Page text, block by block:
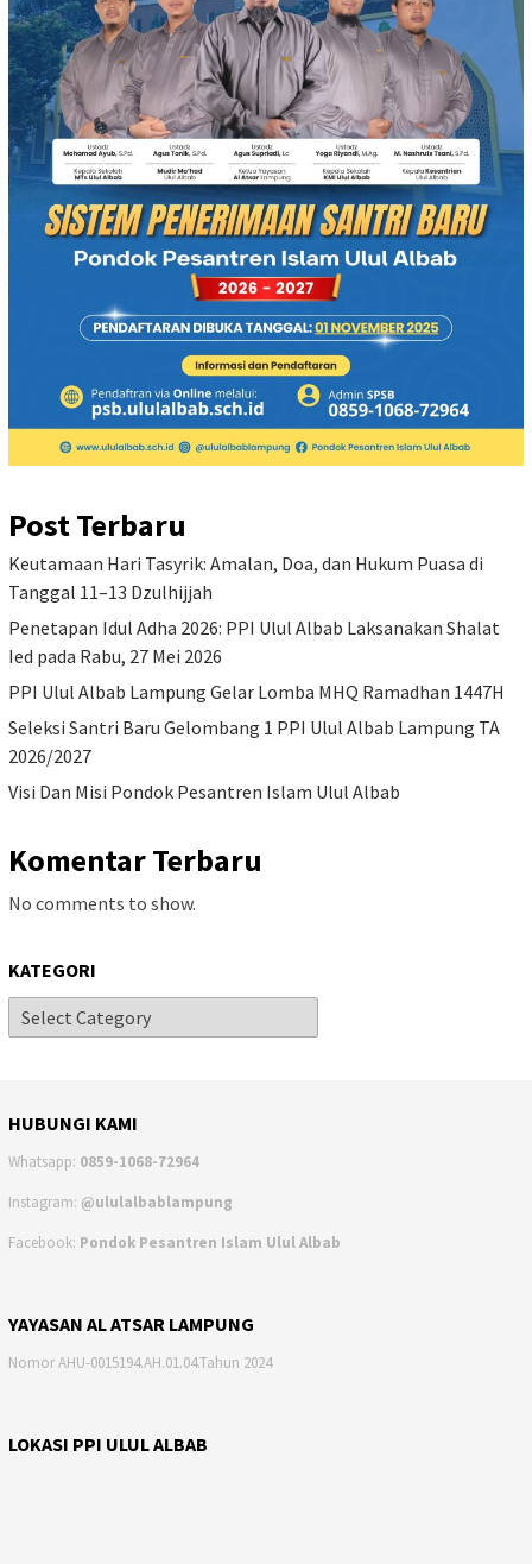
Post Terbaru
Keutamaan Hari Tasyrik: Amalan, Doa, dan Hukum Puasa di
Tanggal 11–13 Dzulhijjah
Penetapan Idul Adha 2026: PPI Ulul Albab Laksanakan Shalat
Ied pada Rabu, 27 Mei 2026
PPI Ulul Albab Lampung Gelar Lomba MHQ Ramadhan 1447H
Seleksi Santri Baru Gelombang 1 PPI Ulul Albab Lampung TA
2026/2027
Visi Dan Misi Pondok Pesantren Islam Ulul Albab
Komentar Terbaru
No comments to show.
KATEGORI
HUBUNGI KAMI
Whatsapp: 0859-1068-72964
Instagram: @ululalbablampung
Facebook: Pondok Pesantren Islam Ulul Albab
YAYASAN AL ATSAR LAMPUNG
Nomor AHU-0015194.AH.01.04.Tahun 2024
LOKASI PPI ULUL ALBAB